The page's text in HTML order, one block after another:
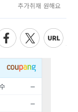
추가취재 원해요